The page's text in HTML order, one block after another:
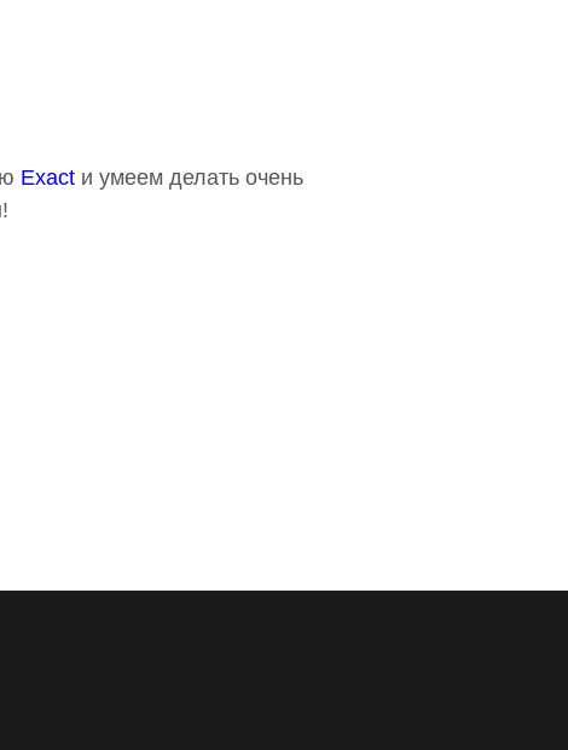
Exact и умеем делать очень